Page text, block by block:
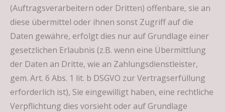
(Auftragsverarbeitern oder Dritten) offenbare, sie an
diese übermittel oder ihnen sonst Zugriff auf die
Daten gewähre, erfolgt dies nur auf Grundlage einer
gesetzlichen Erlaubnis (z.B. wenn eine Übermittlung
der Daten an Dritte, wie an Zahlungsdienstleister,
gem. Art. 6 Abs. 1 lit. b DSGVO zur Vertragserfüllung
erforderlich ist), Sie eingewilligt haben, eine rechtliche
Verpflichtung dies vorsieht oder auf Grundlage